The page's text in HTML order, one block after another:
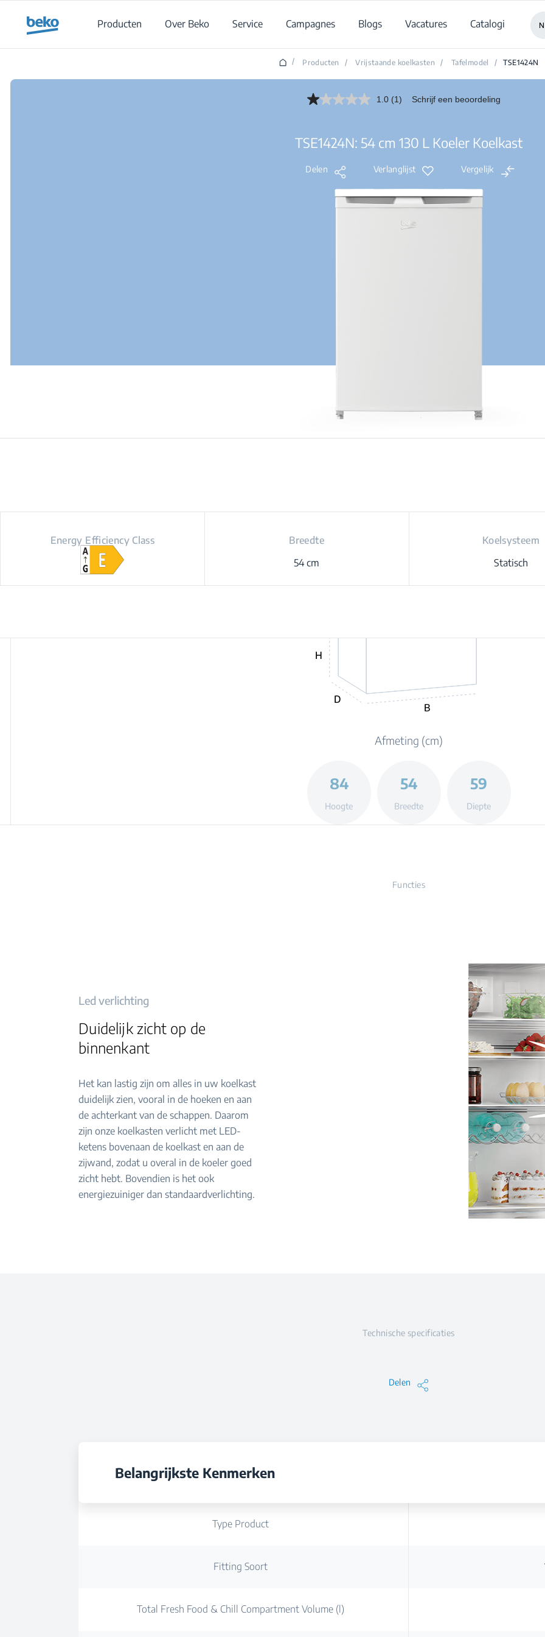
Producten
Over Beko Service Campagnes Blogs Vacatures Catalogi
/ Producten / Vrijstaande koelkasten / Tafelmodel / TSE1424N
1.0 Lees
paginalink.
(1) Schrijf een beoordeling
TSE1424N: 54 cm 130 L Koeler Koelkast
Delen Verlanglijst Vergelijk
Energy Efficiency Class
Breedte
54 cm
Koelsysteem
Statisch
H
D
B
Afmeting (cm)
84
Hoogte
54
Breedte
59
Diepte
Functies
Led verlichting
Duidelijk zicht op de
binnenkant
Het kan lastig zijn om alles in uw koelkast
duidelijk zien, vooral in de hoeken en aan
de achterkant van de schappen. Daarom
zijn onze koelkasten verlicht met LED-
ketens bovenaan de koelkast en aan de
zijwand, zodat u overal in de koeler goed
zicht hebt. Bovendien is het ook
energiezuiniger dan standaardverlichting.
Technische specificaties
Delen
Belangrijkste Kenmerken
Type Product
Fitting Soort
Total Fresh Food & Chill Compartment Volume (l)